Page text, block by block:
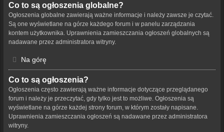
Co to są ogłoszenia globalne?
Ogłoszenia globalne zawierają ważne informacje i należy zawsze je czytać.
Są one wyświetlane na górze każdego forum i w panelu zarządzania
kontem użytkownika. Uprawnienia zamieszczania ogłoszeń globalnych są
nadawane przez administratora witryny.
Na górę
Co to są ogłoszenia?
Ogłoszenia często zawierają ważne informacje dotyczące przeglądanego
forum i należy je przeczytać, gdy tylko jest to możliwe. Ogłoszenia są
wyświetlane na górze każdej strony forum, w którym zostały napisane.
Uprawnienia zamieszczania ogłoszeń są nadawane przez administratora
witryny.